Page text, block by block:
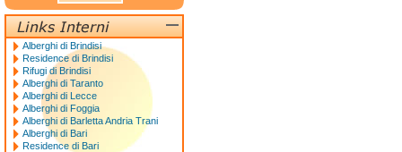
Alberghi di Brindisi
Residence di Brindisi
Rifugi di Brindisi
Alberghi di Taranto
Alberghi di Lecce
Alberghi di Foggia
Alberghi di Barletta Andria Trani
Alberghi di Bari
Residence di Bari